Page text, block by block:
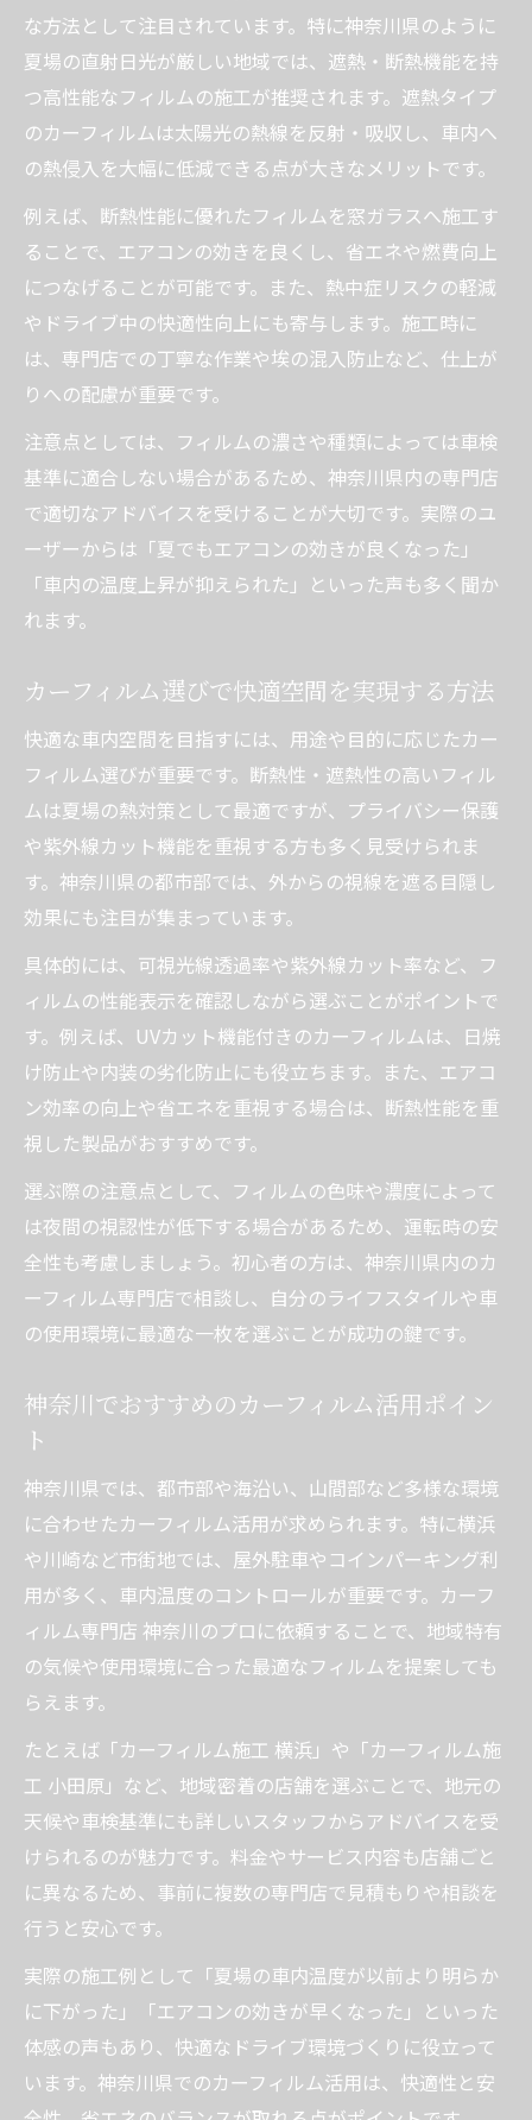
カーフィルム専門店選びで失敗しないポイ
カーフィルム施工の料金相場と選び方の基
準
は
カーフィルム施工でプライバシーも安心で
きる理由
カーフィルムによる断熱効果で夏の暑さを乗り
切る
夏の強い日差しに強いカーフィルムの選び
方
カーフィルムで体感温度を下げる仕組みを
する理由
断熱カーフィルムの持続的な効果とメンテ
ナンス
神奈川で注目される車内温度制御の最新術
最新カーフィルムで快適な車内温度を実現
神奈川県で広がるカーフィルム施工のトレ
ンド
高機能カーフィルムの種類とその特徴を比
較
カーフィルム施工で得られる省エネのメリ
ット
車内温度制御に強いカーフィルムの選定方
法
熱中症予防にも役立つカーフィルムの実力
カーフィルムで熱中症リスクを大幅に軽減
する理由
カーフィルムの遮熱効果で安心ドライブを
実現
性
ぐコツ
カーフィルムの紫外線カットによる健康対
策
エアコン負荷を減らす車内温度制御のポイント
カーフィルムでエアコン負荷を抑える実践
る方法
カーフィルム施工で夏場の電力消費を減ら
す
響
な方法として注目されています。特に神奈川県のように
夏場の直射日光が厳しい地域では、遮熱・断熱機能を持
つ高性能なフィルムの施工が推奨されます。遮熱タイプ
のカーフィルムは太陽光の熱線を反射・吸収し、車内へ
の熱侵入を大幅に低減できる点が大きなメリットです。
例えば、断熱性能に優れたフィルムを窓ガラスへ施工す
ることで、エアコンの効きを良くし、省エネや燃費向上
につなげることが可能です。また、熱中症リスクの軽減
やドライブ中の快適性向上にも寄与します。施工時に
は、専門店での丁寧な作業や埃の混入防止など、仕上が
りへの配慮が重要です。
注意点としては、フィルムの濃さや種類によっては車検
基準に適合しない場合があるため、神奈川県内の専門店
で適切なアドバイスを受けることが大切です。実際のユ
ーザーからは「夏でもエアコンの効きが良くなった」
「車内の温度上昇が抑えられた」といった声も多く聞か
れます。
カーフィルム選びで快適空間を実現する方法
快適な車内空間を目指すには、用途や目的に応じたカー
フィルム選びが重要です。断熱性・遮熱性の高いフィル
ムは夏場の熱対策として最適ですが、プライバシー保護
や紫外線カット機能を重視する方も多く見受けられま
す。神奈川県の都市部では、外からの視線を遮る目隠し
効果にも注目が集まっています。
具体的には、可視光線透過率や紫外線カット率など、フ
ィルムの性能表示を確認しながら選ぶことがポイントで
す。例えば、UVカット機能付きのカーフィルムは、日焼
け防止や内装の劣化防止にも役立ちます。また、エアコ
ン効率の向上や省エネを重視する場合は、断熱性能を重
視した製品がおすすめです。
選ぶ際の注意点として、フィルムの色味や濃度によって
は夜間の視認性が低下する場合があるため、運転時の安
全性も考慮しましょう。初心者の方は、神奈川県内のカ
ーフィルム専門店で相談し、自分のライフスタイルや車
の使用環境に最適な一枚を選ぶことが成功の鍵です。
神奈川でおすすめのカーフィルム活用ポイン
ト
神奈川県では、都市部や海沿い、山間部など多様な環境
に合わせたカーフィルム活用が求められます。特に横浜
や川崎など市街地では、屋外駐車やコインパーキング利
用が多く、車内温度のコントロールが重要です。カーフ
ィルム専門店 神奈川のプロに依頼することで、地域特有
の気候や使用環境に合った最適なフィルムを提案しても
らえます。
たとえば「カーフィルム施工 横浜」や「カーフィルム施
工 小田原」など、地域密着の店舗を選ぶことで、地元の
天候や車検基準にも詳しいスタッフからアドバイスを受
けられるのが魅力です。料金やサービス内容も店舗ごと
に異なるため、事前に複数の専門店で見積もりや相談を
行うと安心です。
実際の施工例として「夏場の車内温度が以前より明らか
に下がった」「エアコンの効きが早くなった」といった
体感の声もあり、快適なドライブ環境づくりに役立って
います。神奈川県でのカーフィルム活用は、快適性と安